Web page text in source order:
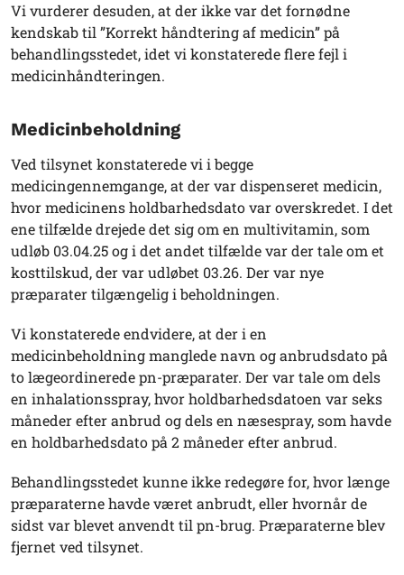
Vi vurderer desuden, at der ikke var det fornødne
kendskab til ”Korrekt håndtering af medicin” på
behandlingsstedet, idet vi konstaterede flere fejl i
medicinhåndteringen.
Medicinbeholdning
Ved tilsynet konstaterede vi i begge
medicingennemgange, at der var dispenseret medicin,
hvor medicinens holdbarhedsdato var overskredet. I det
ene tilfælde drejede det sig om en multivitamin, som
udløb 03.04.25 og i det andet tilfælde var der tale om et
kosttilskud, der var udløbet 03.26. Der var nye
præparater tilgængelig i beholdningen.
Vi konstaterede endvidere, at der i en
medicinbeholdning manglede navn og anbrudsdato på
to lægeordinerede pn-præparater. Der var tale om dels
en inhalationsspray, hvor holdbarhedsdatoen var seks
måneder efter anbrud og dels en næsespray, som havde
en holdbarhedsdato på 2 måneder efter anbrud.
Behandlingsstedet kunne ikke redegøre for, hvor længe
præparaterne havde været anbrudt, eller hvornår de
sidst var blevet anvendt til pn-brug. Præparaterne blev
fjernet ved tilsynet.